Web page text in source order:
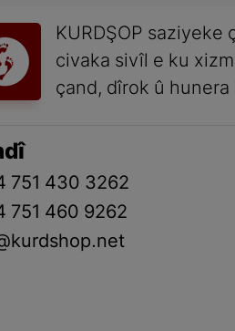
KURDŞOP saziyeke
civaka sivîl e ku
çand, dîrok û hunera
751 430 3262
751 460 9262